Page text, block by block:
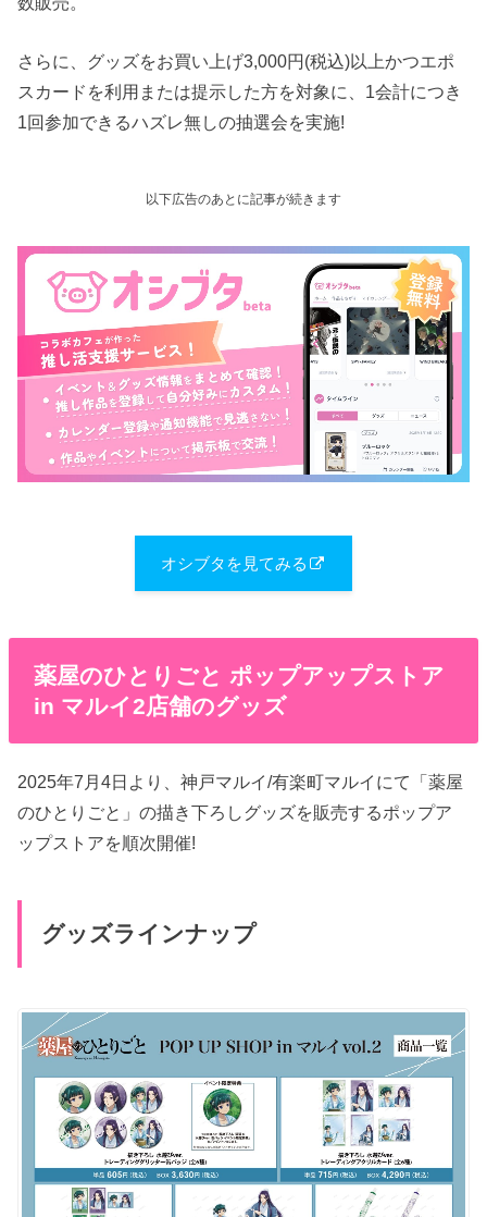
さらに、グッズをお買い上げ3,000円(税込)以上かつエポ
スカードを利用または提示した方を対象に、1会計につき
1回参加できるハズレ無しの抽選会を実施!
以下広告のあとに記事が続きます
オシブタを見てみる
薬屋のひとりごと ポップアップストア
in マルイ2店舗のグッズ
2025年7月4日より、神戸マルイ/有楽町マルイにて「薬屋
のひとりごと」の描き下ろしグッズを販売するポップア
ップストアを順次開催!
グッズラインナップ